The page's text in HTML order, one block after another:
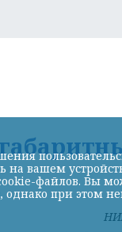
вашем
файлов. Вы
при этом